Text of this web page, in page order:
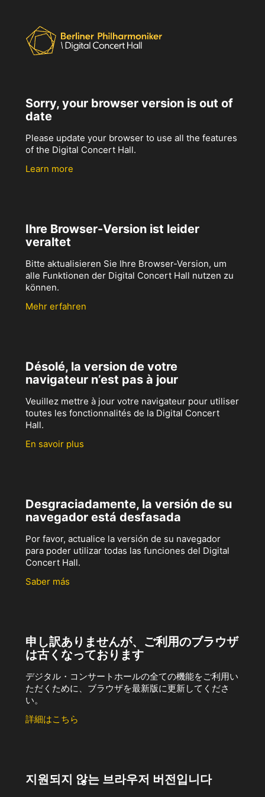
Sorry, your browser version is out of
date
Please update your browser to use all the features
of the Digital Concert Hall.
Learn more
Ihre Browser-Version ist leider
veraltet
Bitte aktualisieren Sie Ihre Browser-Version, um
alle Funktionen der Digital Concert Hall nutzen zu
können.
Mehr erfahren
Désolé, la version de votre
navigateur n’est pas à jour
Veuillez mettre à jour votre navigateur pour utiliser
toutes les fonctionnalités de la Digital Concert
Hall.
En savoir plus
Desgraciadamente, la versión de su
navegador está desfasada
Por favor, actualice la versión de su navegador
para poder utilizar todas las funciones del Digital
Concert Hall.
Saber más
申し訳ありませんが、ご利用のブラウザ
は古くなっております
デジタル・コンサートホールの全ての機能をご利用い
ただくために、ブラウザを最新版に更新してくださ
い。
詳細はこちら
지원되지 않는 브라우저 버전입니다